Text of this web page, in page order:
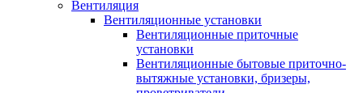
Вентиляция
Вентиляционные установки
Вентиляционные приточные
установки
Вентиляционные бытовые приточно-
вытяжные установки, бризеры,